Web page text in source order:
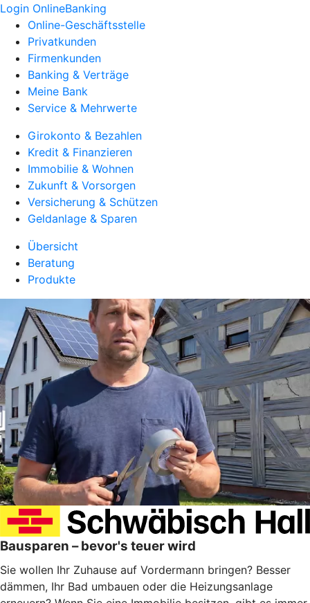
Login OnlineBanking
Online-Geschäftsstelle
Privatkunden
Firmenkunden
Banking & Verträge
Meine Bank
Service & Mehrwerte
Girokonto & Bezahlen
Kredit & Finanzieren
Immobilie & Wohnen
Zukunft & Vorsorgen
Versicherung & Schützen
Geldanlage & Sparen
Übersicht
Beratung
Produkte
Bausparen – bevor's teuer wird
Sie wollen Ihr Zuhause auf Vordermann bringen? Besser
dämmen, Ihr Bad umbauen oder die Heizungsanlage